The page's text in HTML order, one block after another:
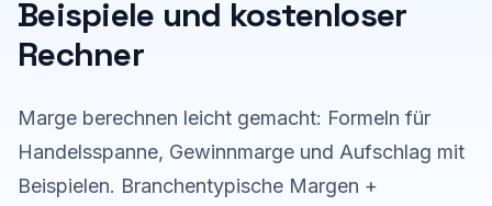
Beispiele und kostenloser
Rechner
Marge berechnen leicht gemacht: Formeln für
Handelsspanne, Gewinnmarge und Aufschlag mit
Beispielen. Branchentypische Margen +